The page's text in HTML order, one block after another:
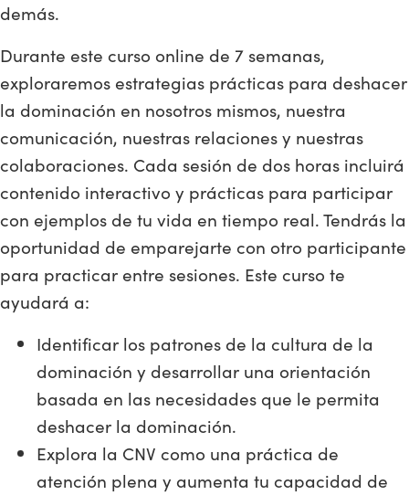
demás.
Durante este curso online de 7 semanas,
exploraremos estrategias prácticas para deshacer
la dominación en nosotros mismos, nuestra
comunicación, nuestras relaciones y nuestras
colaboraciones. Cada sesión de dos horas incluirá
contenido interactivo y prácticas para participar
con ejemplos de tu vida en tiempo real. Tendrás la
oportunidad de emparejarte con otro participante
para practicar entre sesiones. Este curso te
ayudará a:
Identificar los patrones de la cultura de la
dominación y desarrollar una orientación
basada en las necesidades que le permita
deshacer la dominación.
Explora la CNV como una práctica de
atención plena y aumenta tu capacidad de